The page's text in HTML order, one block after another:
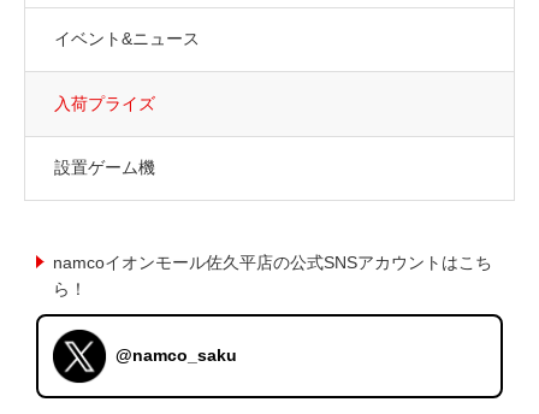
イベント&ニュース
入荷プライズ
設置ゲーム機
namcoイオンモール佐久平店の公式SNSアカウントはこち
ら！
@namco_saku